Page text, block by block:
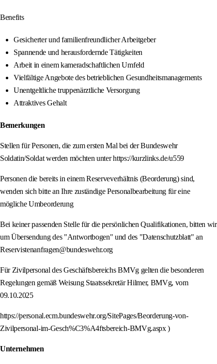
Benefits
Gesicherter und familienfreundlicher Arbeitgeber
Spannende und herausfordernde Tätigkeiten
Arbeit in einem kameradschaftlichen Umfeld
Vielfältige Angebote des betrieblichen Gesundheitsmanagements
Unentgeltliche truppenärztliche Versorgung
Attraktives Gehalt
Bemerkungen
Stellen für Personen, die zum ersten Mal bei der Bundeswehr
Soldatin/Soldat werden möchten unter https://kurzlinks.de/u559
Personen die bereits in einem Reserveverhältnis (Beorderung) sind,
wenden sich bitte an Ihre zuständige Personalbearbeitung für eine
mögliche Umbeorderung
Bei keiner passenden Stelle für die persönlichen Qualifikationen, bitten wir
um Übersendung des "Antwortbogen" und des "Datenschutzblatt" an
Reservistenanfragen@bundeswehr.org
Für Zivilpersonal des Geschäftsbereichs BMVg gelten die besonderen
Regelungen gemäß Weisung Staatssekretär Hilmer, BMVg, vom
09.10.2025
https://personal.ecm.bundeswehr.org/SitePages/Beorderung-von-
Zivilpersonal-im-Gesch%C3%A4ftsbereich-BMVg.aspx )
Unternehmen